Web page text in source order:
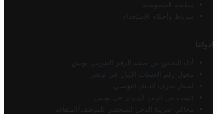
سياسة الخصوصية
شروط وأحكام الاستخدام
أدواتنا
أداة التحقق من صحة الرقم الضريبي تونس
محول رقم الحساب الآيبان في تونس
أسعار صرف الدينار التونسي
البحث عن الرمز البريدي في تونس
محاكي ضريبة الدخل الشخصي للموظف/المتقاعد